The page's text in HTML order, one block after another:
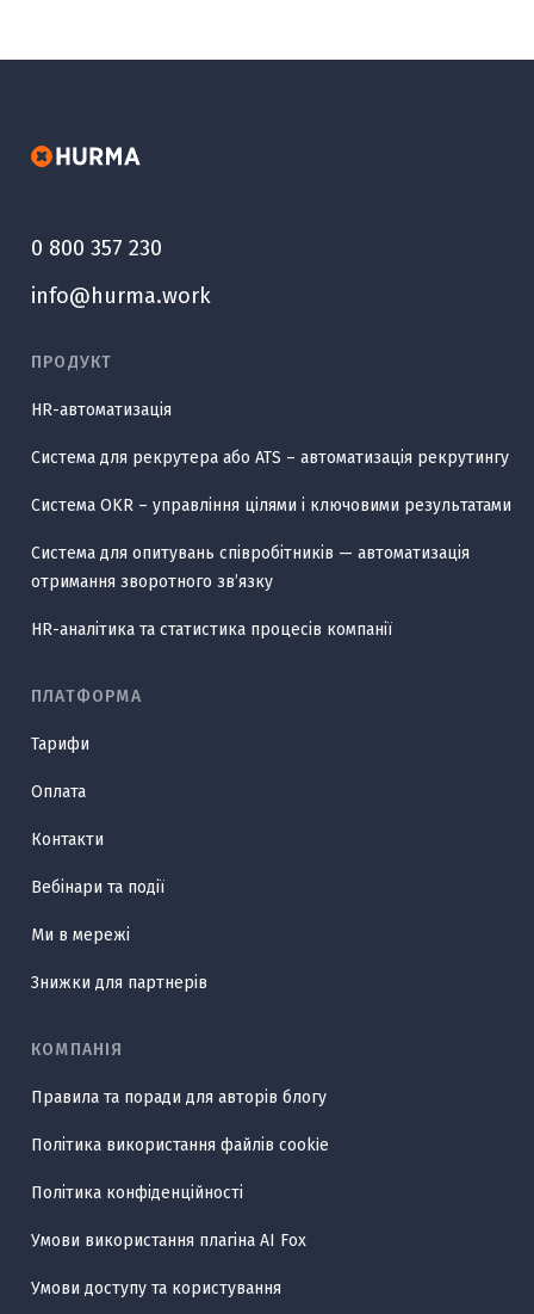
0 800 357 230
info@hurma.work
ПРОДУКТ
HR-автоматизація
Система для рекрутера або ATS – автоматизація рекрутингу
Система OKR – управління цілями і ключовими результатами
Система для опитувань співробітників — автоматизація
отримання зворотного звʼязку
HR-аналітика та статистика процесів компанії
ПЛАТФОРМА
Тарифи
Оплата
Контакти
Вебінари та події
Ми в мережі
Знижки для партнерів
КОМПАНІЯ
Правила та поради для авторів блогу
Політика використання файлів cookie
Політика конфіденційності
Умови використання плагіна AI Fox
Умови доступу та користування